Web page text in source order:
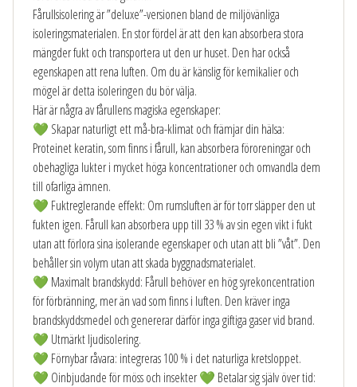
Fårullsisolering är ”deluxe”-versionen bland de miljövänliga
isoleringsmaterialen. En stor fördel är att den kan absorbera stora
mängder fukt och transportera ut den ur huset. Den har också
egenskapen att rena luften. Om du är känslig för kemikalier och
mögel är detta isoleringen du bör välja.
Här är några av fårullens magiska egenskaper:
💚 Skapar naturligt ett må-bra-klimat och främjar din hälsa:
Proteinet keratin, som finns i fårull, kan absorbera föroreningar och
obehagliga lukter i mycket höga koncentrationer och omvandla dem
till ofarliga ämnen.
💚 Fuktreglerande effekt: Om rumsluften är för torr släpper den ut
fukten igen. Fårull kan absorbera upp till 33 % av sin egen vikt i fukt
utan att förlora sina isolerande egenskaper och utan att bli ”våt”. Den
behåller sin volym utan att skada byggnadsmaterialet.
💚 Maximalt brandskydd: Fårull behöver en hög syrekoncentration
för förbränning, mer än vad som finns i luften. Den kräver inga
brandskyddsmedel och genererar därför inga giftiga gaser vid brand.
💚 Utmärkt ljudisolering.
💚 Förnybar råvara: integreras 100 % i det naturliga kretsloppet.
💚 Oinbjudande för möss och insekter 💚 Betalar sig själv över tid:
Laddar formulär…
Är du intresserad av vårt nyhetsbrev?
Anmäl dig här: